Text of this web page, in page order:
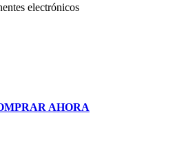
electrónicos
AHORA